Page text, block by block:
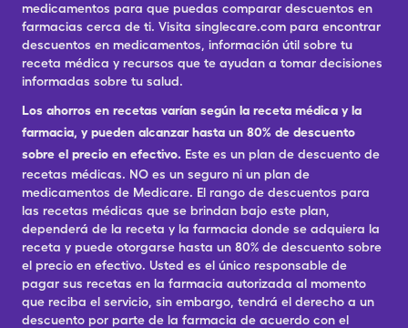
medicamentos para que puedas comparar descuentos en
farmacias cerca de ti. Visita singlecare.com para encontrar
descuentos en medicamentos, información útil sobre tu
receta médica y recursos que te ayudan a tomar decisiones
informadas sobre tu salud.
Los ahorros en recetas varían según la receta médica y la
farmacia, y pueden alcanzar hasta un 80% de descuento
sobre el precio en efectivo. Este es un plan de descuento de
recetas médicas. NO es un seguro ni un plan de
medicamentos de Medicare. El rango de descuentos para
las recetas médicas que se brindan bajo este plan,
dependerá de la receta y la farmacia donde se adquiera la
receta y puede otorgarse hasta un 80% de descuento sobre
el precio en efectivo. Usted es el único responsable de
pagar sus recetas en la farmacia autorizada al momento
que reciba el servicio, sin embargo, tendrá el derecho a un
descuento por parte de la farmacia de acuerdo con el